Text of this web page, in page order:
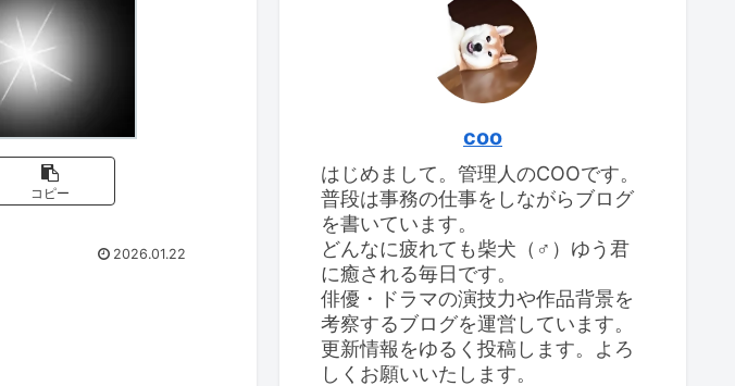
コピー
2026.01.22
coo
はじめまして。管理人のCOOです。
普段は事務の仕事をしながらブログ
を書いています。
どんなに疲れても柴犬（♂）ゆう君
に癒される毎日です。
俳優・ドラマの演技力や作品背景を
考察するブログを運営しています。
更新情報をゆるく投稿します。よろ
しくお願いいたします。